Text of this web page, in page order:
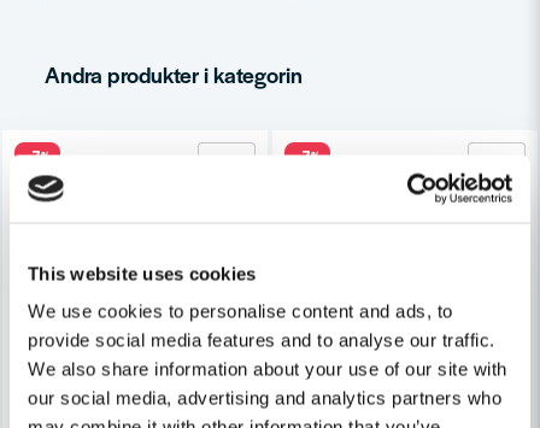
This website uses cookies
We use cookies to personalise content and ads, to
provide social media features and to analyse our traffic.
We also share information about your use of our site with
our social media, advertising and analytics partners who
Skicka fråga
Andra produkter i kategorin
-7% -7%